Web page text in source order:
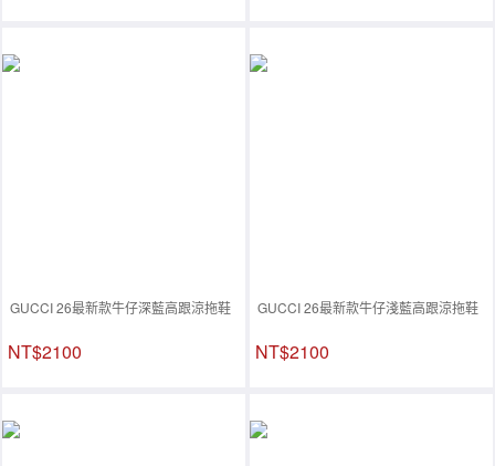
GUCCI 26最新款牛仔深藍高跟涼拖鞋
NT$2100
GUCCI 26最新款牛仔淺藍高跟涼拖鞋
NT$2100